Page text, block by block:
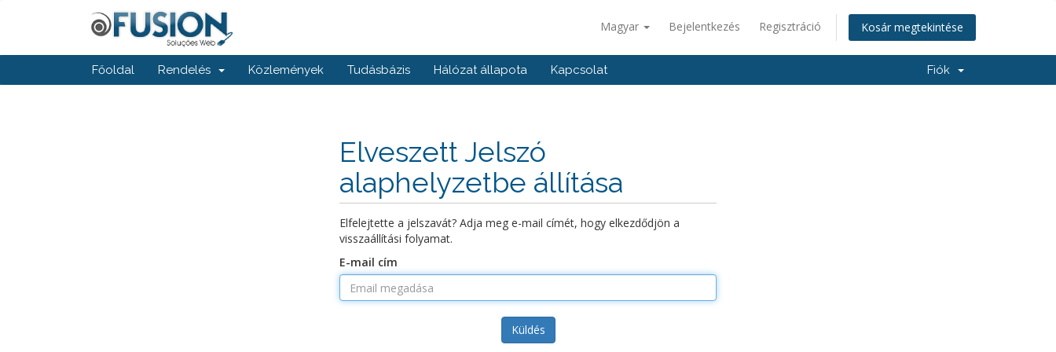
Magyar Bejelentkezés Regisztráció Kosár megtekintése
Főoldal Rendelés Közlemények Tudásbázis Hálózat állapota Kapcsolat Fiók
Elveszett Jelszó
alaphelyzetbe állítása
Elfelejtette a jelszavát? Adja meg e-mail címét, hogy elkezdődjön a
visszaállítási folyamat.
E-mail cím
Küldés